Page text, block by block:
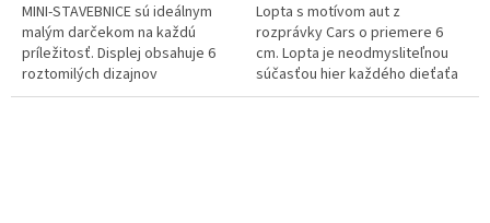
MINI-STAVEBNICE sú ideálnym
malým darčekom na každú
príležitosť. Displej obsahuje 6
roztomilých dizajnov
Dinosaurov. Pozbieraj ich
Lopta s motívom aut z
rozprávky Cars o priemere 6
cm. Lopta je neodmysliteľnou
súčasťou hier každého dieťaťa
už od skorého veku. Hra s